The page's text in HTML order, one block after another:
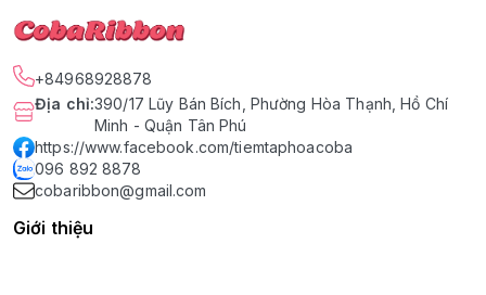
+84968928878
Địa chỉ:390/17 Lũy Bán Bích, Phường Hòa Thạnh, Hồ Chí
Minh - Quận Tân Phú
https://www.facebook.com/tiemtaphoacoba
096 892 8878
cobaribbon@gmail.com
Giới thiệu